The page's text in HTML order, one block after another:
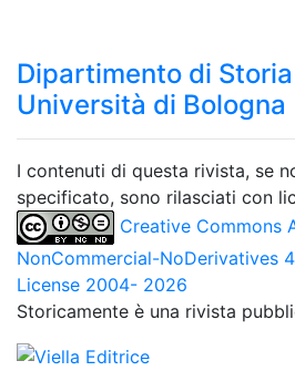
Dipartimento di
Università di Bologna
I contenuti di questa rivista, se
specificato, sono rilasciati con
Creative Commons
NonCommercial-NoDerivatives
License 2004- 2026
Storicamente è una rivista